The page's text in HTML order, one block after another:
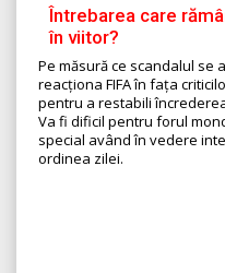
Întrebarea care
în viitor?
Pe măsură ce scandalul se
reacționa FIFA în fața
pentru a restabili
Va fi dificil pentru forul
special având în vedere
ordinea zilei.